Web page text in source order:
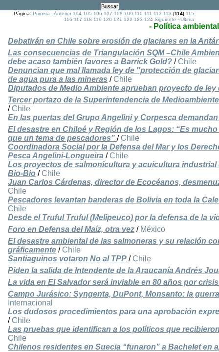
Página:Primera -Anterior 104 105 106 107 108 109 110 111 112 113 [114]115
116 117 118 119 120 121 122 123 124 Siguiente -Ultima
- Política ambiental
Debatirán en Chile sobre erosión de glaciares en la
Las consecuencias de Triangulación SQM –Chile
debe acaso también favores a Barrick Gold? / Chile
Denuncian que mal llamada ley de "protección de
de agua pura a las mineras / Chile
Diputados de Medio Ambiente aprueban proyecto de
Tercer portazo de la Superintendencia de
/ Chile
En las puertas del Grupo Angelini y Corpesca
El desastre en Chiloé y Región de los Lagos: “Es
que un tema de pescadores” / Chile
Coordinadora Social por la Defensa del Mar y los
Pesca Angelini-Longueira / Chile
Los proyectos de salmonicultura y acuicultura industrial
Bio-Bio / Chile
Juan Carlos Cárdenas, director de Ecocéanos,
Chile
Pescadores levantan banderas de Bolivia en toda la
Chile
Desde el Truful Truful (Melipeuco) por la defensa de la
Foro en Defensa del Maíz, otra vez / México
El desastre ambiental de las salmoneras y su relación
gráficamente / Chile
Santiaguinos votaron No al TPP / Chile
Piden la salida de Intendente de la Araucanía Andrés
La vida en El Salvador será inviable en 80 años por
Campo Jurásico: Syngenta, DuPont, Monsanto: la
Internacional
Los dudosos procedimientos para una aprobación
/ Chile
Las pruebas que identifican a los políticos que
Chile
Chilenos residentes en Suecia “funaron” a Bachelet en